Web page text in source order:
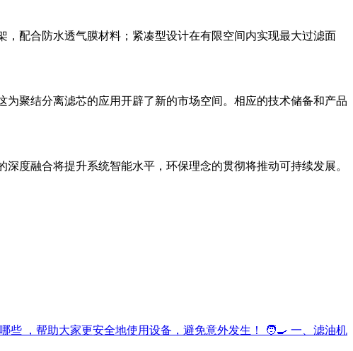
配合防水透气膜材料；紧凑型设计在有限空间内实现最大过滤面
聚结分离滤芯的应用开辟了新的市场空间。相应的技术储备和产品
度融合将提升系统智能水平，环保理念的贯彻将推动可持续发展。
，帮助大家更安全地使用设备，避免意外发生！ 🧑‍🍳 一、滤油机